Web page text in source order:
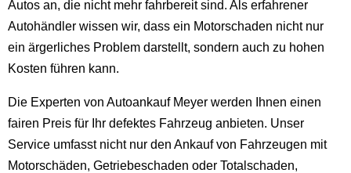
Autos an, die nicht mehr fahrbereit sind. Als erfahrener
Autohändler wissen wir, dass ein Motorschaden nicht nur
ein ärgerliches Problem darstellt, sondern auch zu hohen
Kosten führen kann.
Die Experten von Autoankauf Meyer werden Ihnen einen
fairen Preis für Ihr defektes Fahrzeug anbieten. Unser
Service umfasst nicht nur den Ankauf von Fahrzeugen mit
Motorschäden, Getriebeschaden oder Totalschaden,